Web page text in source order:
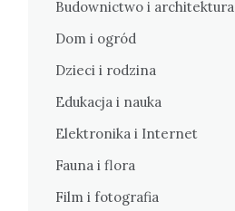
Budownictwo i architektura
Dom i ogród
Dzieci i rodzina
Edukacja i nauka
Elektronika i Internet
Fauna i flora
Film i fotografia